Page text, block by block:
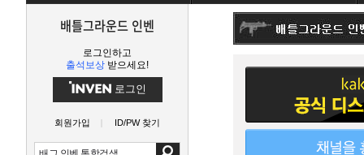
배틀그라운드 인벤
로그인하고
출석보상 받으세요!
로그인
회원가입 ID/PW 찾기